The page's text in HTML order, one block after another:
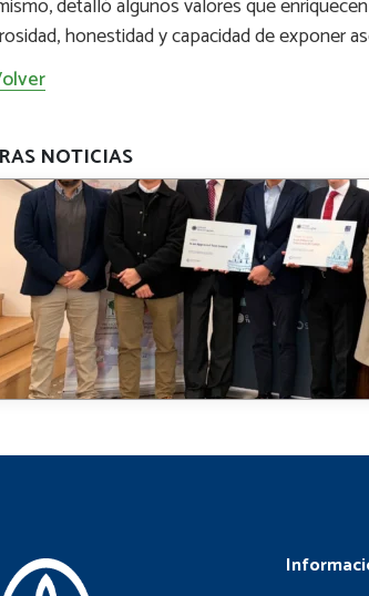
honestidad y capacidad de exponer
NOTICIAS